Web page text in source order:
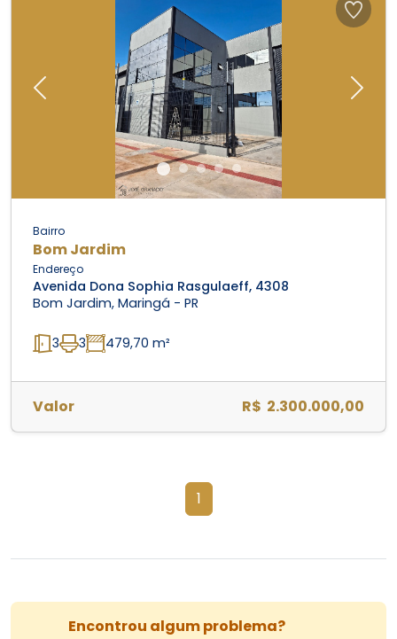
Previous Next
Bairro
Bom Jardim
Endereço
Avenida Dona Sophia Rasgulaeff, 4308
Bom Jardim, Maringá - PR
3 3 479,70 m²
Valor R$ 2.300.000,00
1
Encontrou algum problema?